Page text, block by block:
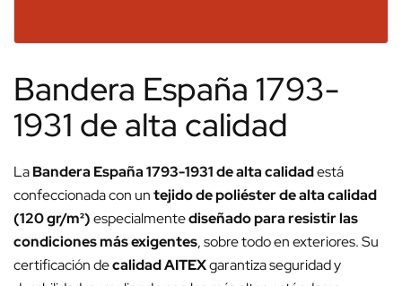
Bandera España 1793-
1931 de alta calidad
LaBandera España 1793-1931 de alta calidadestá
confeccionada con untejido de poliéster de alta calidad
(120 gr/m²)especialmentediseñado para resistir las
condiciones más exigentes, sobre todo en exteriores. Su
certificación decalidad AITEXgarantiza seguridad y